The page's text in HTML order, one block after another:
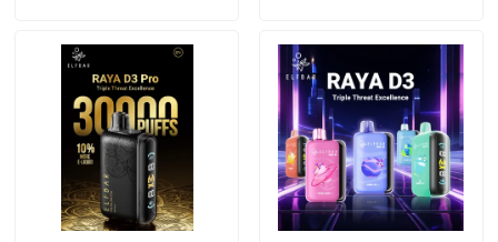
المنتجات
أشرطة فيديو
حول بنا